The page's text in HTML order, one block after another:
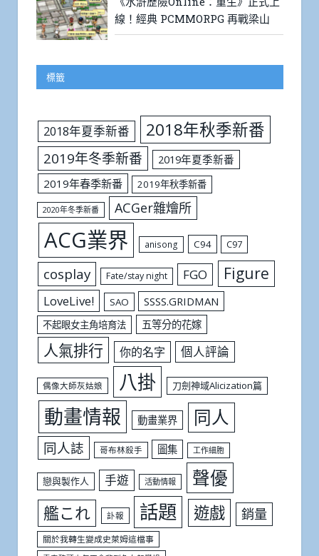
線！經典 PCMMORPG 再戰梁山
標籤
2018年夏季新番 2018年秋季新番
2019年冬季新番
2019年夏季新番
2019年春季新番
2019年秋季新番
2020年冬季新番 ACGer雜燴所
ACG業界 anisong C94 C97
cosplay Fate/stay night FGO Figure
LoveLive! SAO SSSS.GRIDMAN
不起眼女主角培育法 五等分的花嫁
人氣排行 你的名字 個人評論
偶像大師灰姑娘 八掛 刀劍神域Alicization篇
動畫情報 動畫業界 同人
同人誌 哥布林殺手 圖集 工作細胞
戀與製作人 手遊 活動情報 聲優
艦これ 訃報 話題 遊戲 銷量
關於我轉生變成史萊姆這檔事